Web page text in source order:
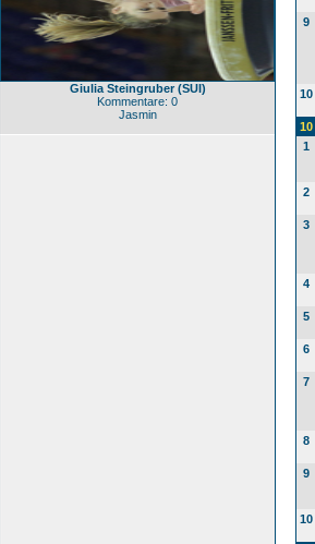
Giulia Steingruber (SUI)
Kommentare: 0
Jasmin
9
10
1
2
3
4
5
6
7
8
9
10